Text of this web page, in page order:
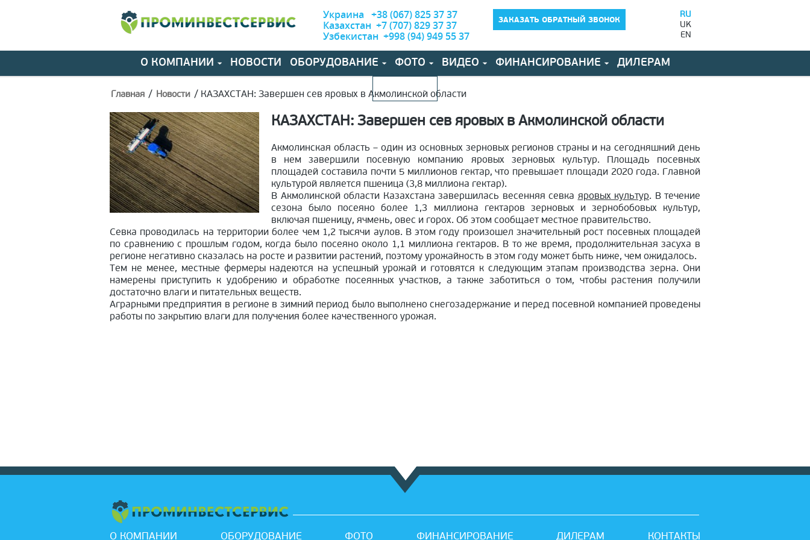
Украина +38 (067) 825 37 37
Казахстан +7 (707) 829 37 37
Узбекистан +998 (94) 949 55 37
ЗАКАЗАТЬ ОБРАТНЫЙ ЗВОНОК
RU
UK
EN
О КОМПАНИИ НОВОСТИ ОБОРУДОВАНИЕ ФОТО ВИДЕО ФИНАНСИРОВАНИЕ ДИЛЕРАМ
КОНТАКТЫ
Главная / Новости / КАЗАХСТАН: Завершен сев яровых в Акмолинской области
КАЗАХСТАН: Завершен сев яровых в Акмолинской области
Акмолинская область – один из основных зерновых регионов страны и на сегодняшний день
в нем завершили посевную компанию яровых зерновых культур. Площадь посевных
площадей составила почти 5 миллионов гектар, что превышает площади 2020 года. Главной
культурой является пшеница (3,8 миллиона гектар).
В Акмолинской области Казахстана завершилась весенняя севка яровых культур. В течение
сезона было посеяно более 1,3 миллиона гектаров зерновых и зернобобовых культур,
включая пшеницу, ячмень, овес и горох. Об этом сообщает местное правительство.
Севка проводилась на территории более чем 1,2 тысячи аулов. В этом году произошел значительный рост посевных площадей
по сравнению с прошлым годом, когда было посеяно около 1,1 миллиона гектаров. В то же время, продолжительная засуха в
регионе негативно сказалась на росте и развитии растений, поэтому урожайность в этом году может быть ниже, чем ожидалось.
Тем не менее, местные фермеры надеются на успешный урожай и готовятся к следующим этапам производства зерна. Они
намерены приступить к удобрению и обработке посеянных участков, а также заботиться о том, чтобы растения получили
достаточно влаги и питательных веществ.
Аграрными предприятия в регионе в зимний период было выполнено снегозадержание и перед посевной компанией проведены
работы по закрытию влаги для получения более качественного урожая.
О КОМПАНИИ ОБОРУДОВАНИЕ ФОТО ФИНАНСИРОВАНИЕ ДИЛЕРАМ КОНТАКТЫ